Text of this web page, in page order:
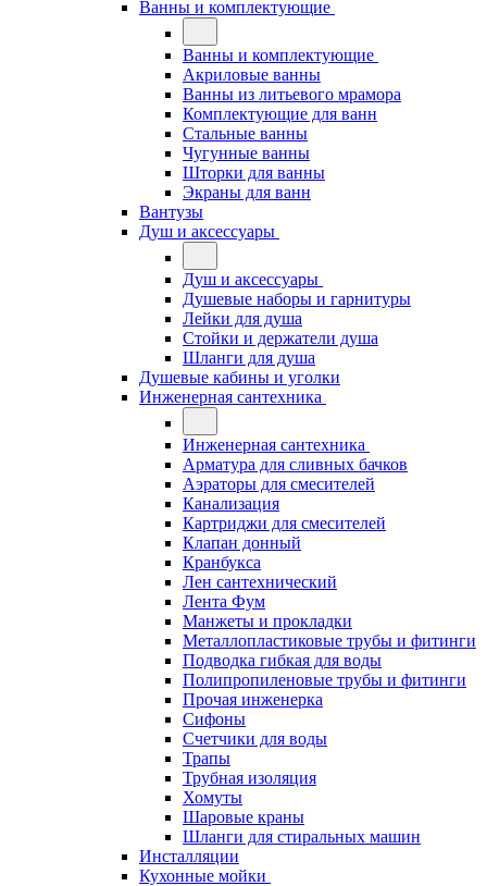
Ванны и комплектующие
Ванны и комплектующие
Акриловые ванны
Ванны из литьевого мрамора
Комплектующие для ванн
Стальные ванны
Чугунные ванны
Шторки для ванны
Экраны для ванн
Вантузы
Душ и аксессуары
Душ и аксессуары
Душевые наборы и гарнитуры
Лейки для душа
Стойки и держатели душа
Шланги для душа
Душевые кабины и уголки
Инженерная сантехника
Инженерная сантехника
Арматура для сливных бачков
Аэраторы для смесителей
Канализация
Картриджи для смесителей
Клапан донный
Кранбукса
Лен сантехнический
Лента Фум
Манжеты и прокладки
Металлопластиковые трубы и фитинги
Подводка гибкая для воды
Полипропиленовые трубы и фитинги
Прочая инженерка
Сифоны
Счетчики для воды
Трапы
Трубная изоляция
Хомуты
Шаровые краны
Шланги для стиральных машин
Инсталляции
Кухонные мойки